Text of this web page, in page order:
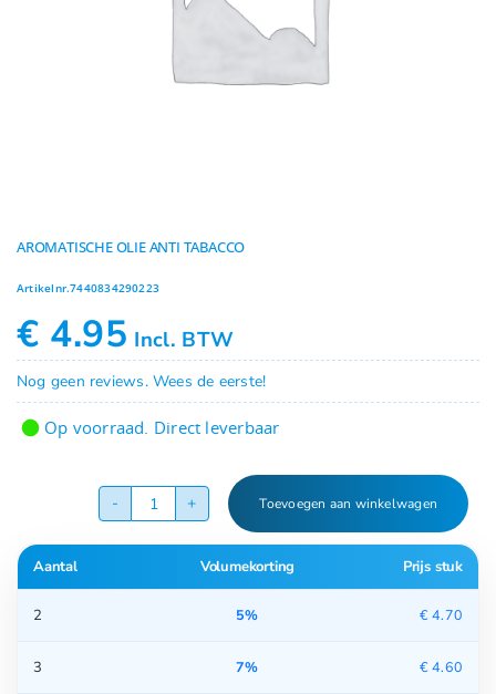
AROMATISCHE OLIE ANTI TABACCO
Artikelnr.7440834290223
€ 4.95 Incl. BTW
Nog geen reviews. Wees de eerste!
Op voorraad. Direct leverbaar
Aromatische
olie
Toevoegen aan winkelwagen
Aantal Volumekorting Prijs stuk
2 5% €4.70
3 7% €4.60